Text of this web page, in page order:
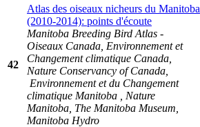
42
Atlas des oiseaux nicheurs du Manitoba
(2010-2014): points d'écoute
Manitoba Breeding Bird Atlas -
Oiseaux Canada, Environnement et
Changement climatique Canada,
Nature Conservancy of Canada,
Environnement et du Changement
climatique Manitoba , Nature
Manitoba, The Manitoba Museum,
Manitoba Hydro